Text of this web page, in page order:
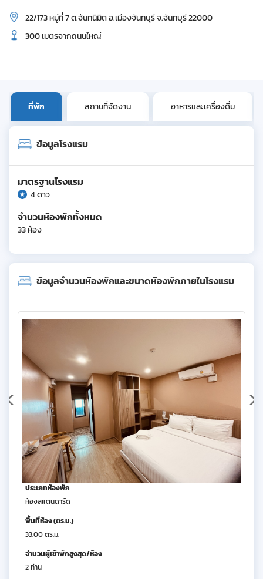
22/173 หมู่ที่ 7 ต.จันทนิมิต อ.เมืองจันทบุรี จ.จันทบุรี 22000
300 เมตรจากถนนใหญ่
ที่พัก สถานที่จัดงาน อาหารและเครื่องดื่ม
ข้อมูลโรงแรม
มาตรฐานโรงแรม
4 ดาว
จำนวนห้องพักทั้งหมด
33 ห้อง
ข้อมูลจำนวนห้องพักและขนาดห้องพักภายในโรงแรม
ประเภทห้องพัก
ห้องสแตนดาร์ด
พื้นที่ห้อง (ตร.ม.)
33.00 ตร.ม.
จำนวนผู้เข้าพักสูงสุด/ห้อง
2 ท่าน